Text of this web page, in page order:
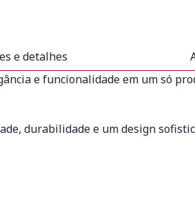
e detalhes
e funcionalidade em um só
durabilidade e um design